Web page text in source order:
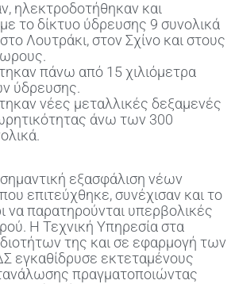
ηλεκτροδοτήθηκαν και
το δίκτυο ύδρευσης 9 συνολικά
Λουτράκι, στον Σχίνο και στους
πάνω από 15 χιλιόμετρα
ύδρευσης.
νέες μεταλλικές δεξαμενές
άνω των 300
εξασφάλιση νέων
επιτεύχθηκε, συνέχισαν και το
να παρατηρούνται υπερβολικές
Η Τεχνική Υπηρεσία στα
της και σε εφαρμογή των
εγκαθίδρυσε εκτεταμένους
πραγματοποιώντας